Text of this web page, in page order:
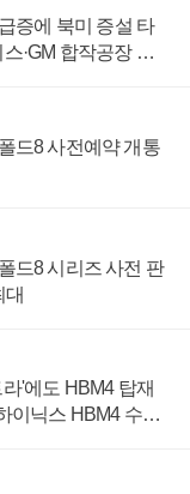
증에 북미 증설 타
·GM 합작공장 건
드8 사전예약 개통
드8 시리즈 사전 판
대
'에도 HBM4 탑재
이닉스 HBM4 수율